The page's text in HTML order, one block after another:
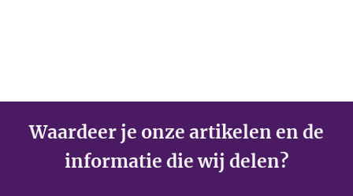
Waardeer je onze artikelen en de
informatie die wij delen?